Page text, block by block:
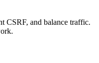
CSRF, and balance traffic.